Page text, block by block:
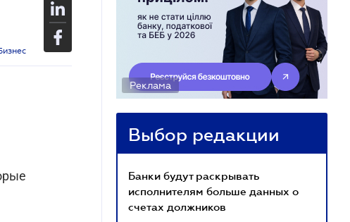
Реклама
Выбор редакции
Банки будут раскрывать
исполнителям больше данных о
счетах должников